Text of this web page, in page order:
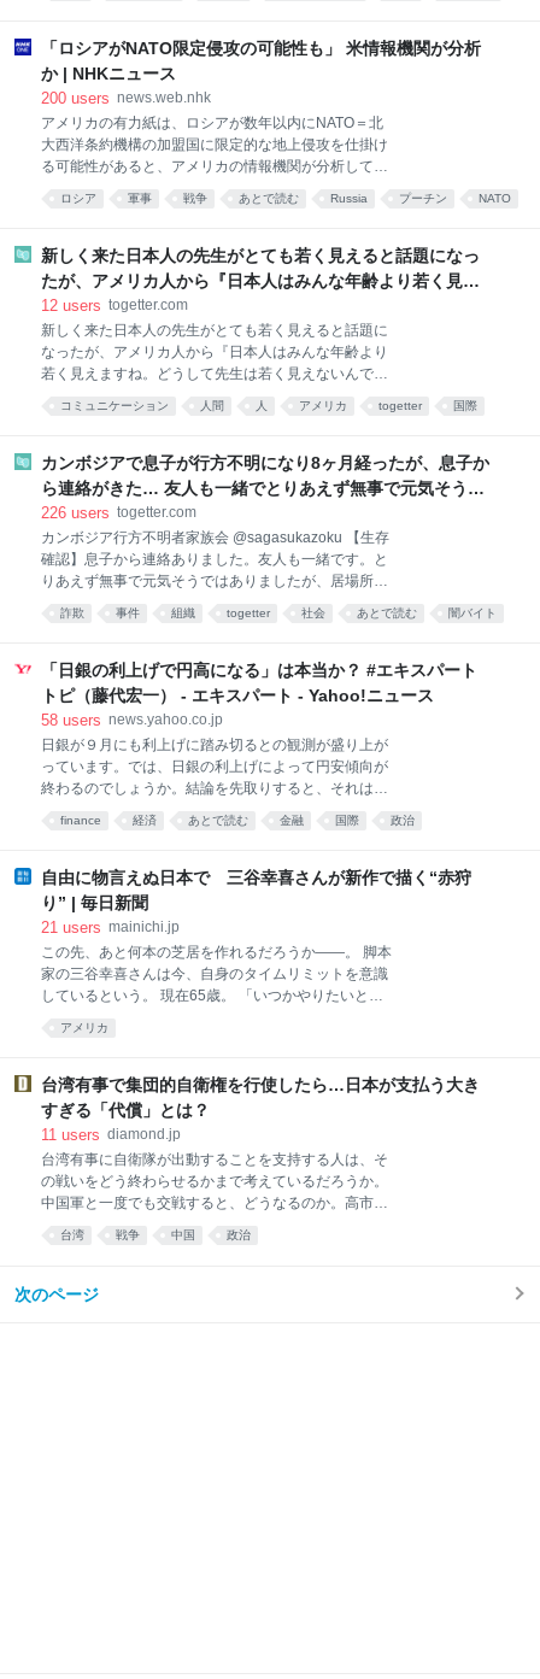
する攻撃は３カ国すべてに対する攻撃とみなされる」
としている。有事の際は核兵器を持つパキスタンが
「核の傘」を提供する可能性がある。 航行自由確保へ
「メッカ共同防衛協定」。イランがサウジなど湾岸諸
国にある米軍基地への攻撃を繰り返していることや、
強大な軍事力を持つイスラエルの存在が締結の背景に
あるもようだ。３カ国はいずれもイスラム教が国教ま
Ｏ）」と警戒す
「ロシアがNATO限定侵攻の可能性も」 米情報機関が分析
か | NHKニュース
200 users news.web.nhk
アメリカの有力紙は、ロシアが数年以内にNATO＝北
大西洋条約機構の加盟国に限定的な地上侵攻を仕掛け
る可能性があると、アメリカの情報機関が分析してい
ると伝えました。 アメリカの有力紙、ウォール・ス
ロシア 軍事 戦争 あとで読む Russia プーチン NATO
新しく来た日本人の先生がとても若く見えると話題になっ
たが、アメリカ人から『日本人はみんな年齢より若く見え
ますね。どうして先生は若く見えないんですか？』と聞か
れた… 知らねえよ
12 users togetter.com
新しく来た日本人の先生がとても若く見えると話題に
なったが、アメリカ人から『日本人はみんな年齢より
若く見えますね。どうして先生は若く見えないんです
コミュニケーション 人間 人 アメリカ togetter 国際
カンボジアで息子が行方不明になり8ヶ月経ったが、息子か
ら連絡がきた… 友人も一緒でとりあえず無事で元気そうで
はあったが、居場所や会社名も言えず、帰国も難しい状況
のよう
226 users togetter.com
カンボジア行方不明者家族会 @sagasukazoku 【生存
確認】息子から連絡ありました。友人も一緒です。と
りあえず無事で元気そうではありましたが、居場所や
会社名も言えず、帰国も難しい状況のようでした。 な
んらかの組織の影響下にあることがうかがえました。
方不明になってから8ヶ月。 まだまだこの戦いは続き
そうです。 #福岡10名行方不明
yomiuri.co.jp/national/20260… 2026-08-07 17:11:11
明、特殊詐欺拠点か「カンボジアにいる」…福岡県警
「同様の不明者１０人」 : 読売新聞 【読売新聞】 大
学生の息子（２０歳代）が昨年１２月、カンボジアで
行方不明になったとして福岡県警に相談している母親
詐欺 事件 組織 togetter 社会 あとで読む 闇バイト
「日銀の利上げで円高になる」は本当か？ #エキスパート
トピ（藤代宏一） - エキスパート - Yahoo!ニュース
58 users news.yahoo.co.jp
日銀が９月にも利上げに踏み切るとの観測が盛り上が
っています。では、日銀の利上げによって円安傾向が
終わるのでしょうか。結論を先取りすると、それは難
しいと考えます。ただ、一方で筆者はドル円が163円
超えて円安が進行するとも予想していません。理由は
こと、もうひとつは米金利低下によってドル安主導の
円高が進むと考えているからです。 ココがポイント仮
に９月に利上げを実施しても、為替相場が転換するに
第一ライフ資産運用経済研究 2026/8/6(木) 介入を受
け、円はドルに対して急伸し、一時、約２か月半ぶり
の円高・ドル安水準となる１ドル＝１５７円２０銭台
をつけた。 出典：読売新聞 2026/8/1(土) 政策金利を
finance 経済 あとで読む 金融 国際 政治
自由に物言えぬ日本で 三谷幸喜さんが新作で描く“赤狩
り” | 毎日新聞
21 users mainichi.jp
この先、あと何本の芝居を作れるだろうか――。 脚本
家の三谷幸喜さんは今、自身のタイムリミットを意識
しているという。 現在65歳。 「いつかやりたいとス
て選んだ新作のテーマが、かつて米ハリウッドで共産
開幕する舞台「アメリカン・ドリーム」で赤狩りを扱
う背景には、自由に物が言えなくなる社会への危機感
もあるという。 あるB級ハリウッド俳優の存在 赤狩り
年時代にある。5、6歳の頃からテレビで洋画を見てい
た。 「今思うとトリミングもカットもされていてオリ
ジナル作品とはかけ離れたものになっていたかもしれ
ないけど、それでも面白かったし、中学に入るまでに
ディー映
アメリカ
台湾有事で集団的自衛権を行使したら…日本が支払う大き
すぎる「代償」とは？
11 users diamond.jp
台湾有事に自衛隊が出動することを支持する人は、そ
の戦いをどう終わらせるかまで考えているだろうか。
中国軍と一度でも交戦すると、どうなるのか。高市早
苗首相の発言が突きつけた、最も重い問いとは。※本
稿は、戦史・紛争史研究家の山崎雅弘『戦争を甘く見
聞出版）の一部を抜粋・編集したものです。 高市首相
台湾 戦争 中国 政治
次のページ